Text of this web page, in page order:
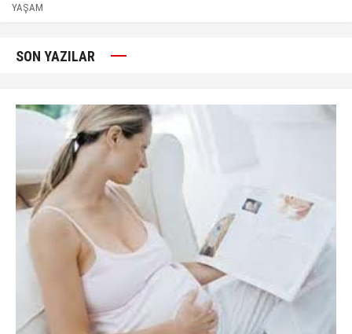
YAŞAM
SON YAZILAR